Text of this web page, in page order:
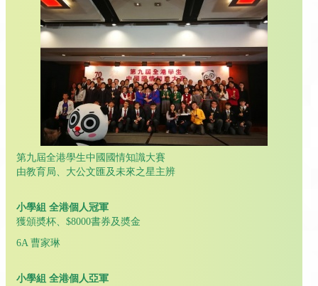
第九屆全港學生中國國情知識大賽
由教育局、大公文匯及未來之星主辨
小學組 全港個人冠軍
獲頒奬杯、$8000書券及奬金
6A 曹家琳
小學組 全港個人亞軍